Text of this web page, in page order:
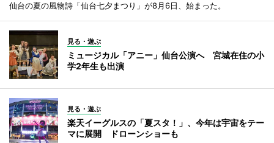
仙台の夏の風物詩「仙台七夕まつり」が8月6日、始まった。
見る・遊ぶ
ミュージカル「アニー」仙台公演へ 宮城在住の小
学2年生も出演
見る・遊ぶ
楽天イーグルスの「夏スタ！」、今年は宇宙をテー
マに展開 ドローンショーも